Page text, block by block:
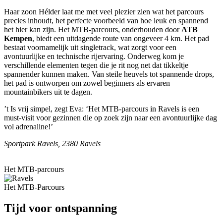
Haar zoon Hélder laat me met veel plezier zien wat het parcours
precies inhoudt, het perfecte voorbeeld van hoe leuk en spannend
het hier kan zijn. Het MTB-parcours, onderhouden door ATB
Kempen, biedt een uitdagende route van ongeveer 4 km. Het pad
bestaat voornamelijk uit singletrack, wat zorgt voor een
avontuurlijke en technische rijervaring. Onderweg kom je
verschillende elementen tegen die je rit nog net dat tikkeltje
spannender kunnen maken. Van steile heuvels tot spannende drops,
het pad is ontworpen om zowel beginners als ervaren
mountainbikers uit te dagen.
’t Is vrij simpel, zegt Eva: ‘Het MTB-parcours in Ravels is een
must-visit voor gezinnen die op zoek zijn naar een avontuurlijke dag
vol adrenaline!’
Sportpark Ravels, 2380 Ravels
Het MTB-parcours
Het MTB-Parcours
Tijd voor ontspanning